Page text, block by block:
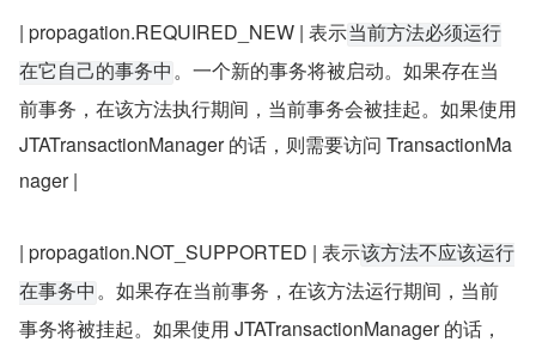
| propagation.REQUIRED_NEW | 表示当前方法必须运行
在它自己的事务中 。一个新的事务将被启动。如果存在当
前事务，在该方法执行期间，当前事务会被挂起。如果使用
JTATransactionManager 的话，则需要访问 TransactionMa
nager |
| propagation.NOT_SUPPORTED | 表示该方法不应该运行
在事务中 。如果存在当前事务，在该方法运行期间，当前
事务将被挂起。如果使用 JTATransactionManager 的话，